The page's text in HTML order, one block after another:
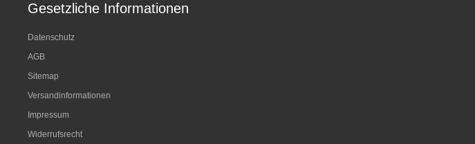
Gesetzliche Informationen
Datenschutz
AGB
Sitemap
Versandinformationen
Impressum
Widerrufsrecht